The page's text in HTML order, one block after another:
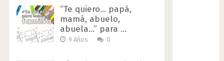
“Te quiero… papá,
mamá, abuelo,
abuela…” para …
9 Años 0